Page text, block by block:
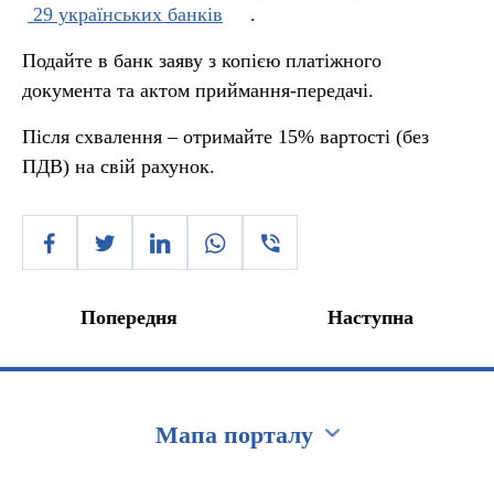
29 українських банків
.
Подайте в банк заяву з копією платіжного
документа та актом приймання-передачі.
Після схвалення – отримайте 15% вартості (без
ПДВ) на свій рахунок.
Попередня Наступна
Мапа порталу